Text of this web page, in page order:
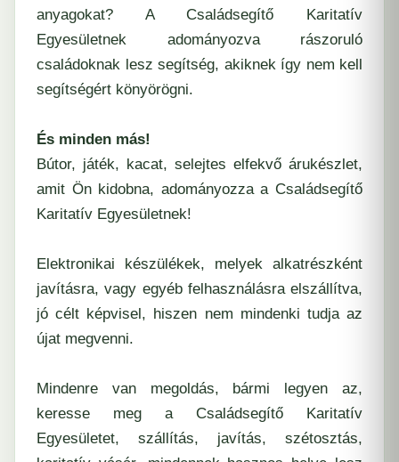
anyagokat? A Családsegítő Karitatív
Egyesületnek adományozva rászoruló
családoknak lesz segítség, akiknek így nem kell
segítségért könyörögni.
És minden más!
Bútor, játék, kacat, selejtes elfekvő árukészlet,
amit Ön kidobna, adományozza a Családsegítő
Karitatív Egyesületnek!
Elektronikai készülékek, melyek alkatrészként
javításra, vagy egyéb felhasználásra elszállítva,
jó célt képvisel, hiszen nem mindenki tudja az
újat megvenni.
Mindenre van megoldás, bármi legyen az,
keresse meg a Családsegítő Karitatív
Egyesületet, szállítás, javítás, szétosztás,